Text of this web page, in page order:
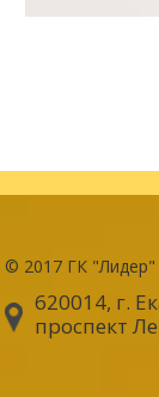
© 2017 ГК "Лидер"
620014, г.
проспект